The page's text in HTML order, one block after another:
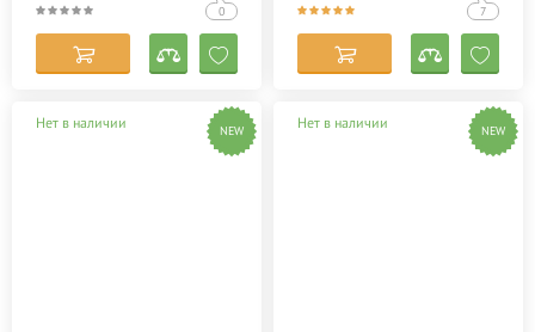
0 7
Нет в наличии NEW Нет в наличии NEW